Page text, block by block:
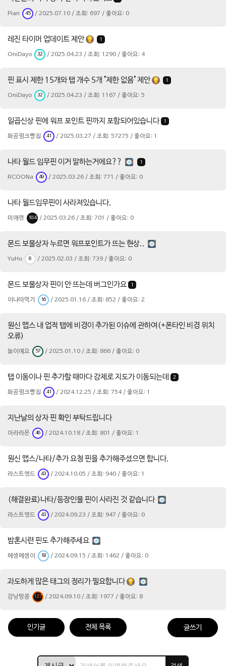
Pian 45 / 2025.07.10 / 조회: 697 / 좋아요: 0
레진 타이머 업데이트 제안 1
OniDayo 32 / 2025.04.23 / 조회: 1290 / 좋아요: 4
핀 표시 제한 15개와 탭 개수 5개 "제한 없음" 제안 1
OniDayo 32 / 2025.04.23 / 조회: 1167 / 좋아요: 5
일곱신상 핀에 워프 포인트 핀까지 포함되어있습니다 1
화공펑크빵집 41 / 2025.03.27 / 조회: 57275 / 좋아요: 1
나타 월드 임무핀 이거 말하는거에요?? 1
RCOONa 49 / 2025.03.26 / 조회: 771 / 좋아요: 0
나타 월드임무핀이 사라져있습니다.
미애련 104 / 2025.03.26 / 조회: 701 / 좋아요: 0
몬드 보물상자 누르면 워프포인트가 뜨는 현상..
YuHo 6 / 2025.02.03 / 조회: 739 / 좋아요: 0
몬드 보물상자 핀이 안 뜨는데 버그인가요 1
이나따먹기 16 / 2025.01.16 / 조회: 852 / 좋아요: 2
원신 맵스 내 업적 탭에 비경이 추가된 이슈에 관하여(+폰타인 비경 위치
오류)
눕이예요 57 / 2025.01.10 / 조회: 866 / 좋아요: 0
탭 이동이나 핀 추가할 때마다 강제로 지도가 이동되는데 2
화공펑크빵집 41 / 2024.12.25 / 조회: 754 / 좋아요: 1
지난날의 상자 핀 확인 부탁드립니다
아라라온 46 / 2024.10.18 / 조회: 801 / 좋아요: 1
원신 맵스/나타/추가 요청 핀을 추가해주셨으면 합니다.
라스트엔드 43 / 2024.10.05 / 조회: 940 / 좋아요: 1
(해결완료)나타/등장인물 핀이 사라진 것 같습니다
라스트엔드 43 / 2024.09.23 / 조회: 947 / 좋아요: 0
밤혼시련 핀도 추가해주세요
메셍메셍이 18 / 2024.09.15 / 조회: 1462 / 좋아요: 0
과도하게 많은 태그의 정리가 필요합니다
강낭땅콩 137 / 2024.09.10 / 조회: 1977 / 좋아요: 8
인기글 전체 목록 글쓰기